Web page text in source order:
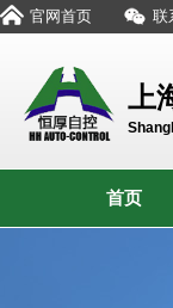
联
官网首页
上
首页